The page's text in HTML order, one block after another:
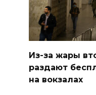
Из-за жары
раздают
на вокзалах